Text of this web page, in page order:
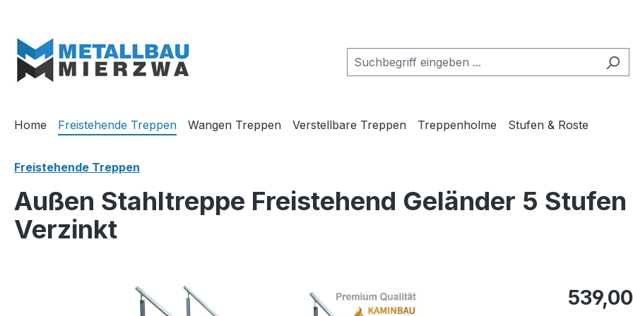
Home Freistehende Treppen Wangen Treppen Verstellbare Treppen Treppenholme Stufen & Roste
Freistehende Treppen
Außen Stahltreppe Freistehend Geländer 5
Verzinkt
Bildergalerie überspringen Regulärer